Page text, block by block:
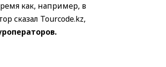
как, например, в
сказал Tourcode.kz,